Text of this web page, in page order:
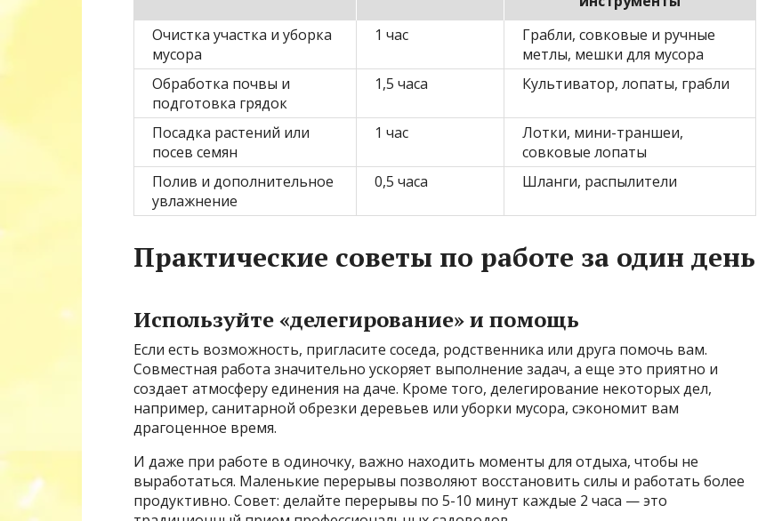
Очистка участка и уборка
мусора
1 час
Грабли, совковые и ручные
метлы, мешки для мусора
Обработка почвы и
подготовка грядок
1,5 часа Культиватор, лопаты, грабли
Посадка растений или
посев семян
1 час
Лотки, мини-траншеи,
совковые лопаты
Полив и дополнительное
увлажнение
0,5 часа Шланги, распылители
Практические советы по работе за один день
Используйте «делегирование» и помощь
Если есть возможность, пригласите соседа, родственника или друга помочь вам.
Совместная работа значительно ускоряет выполнение задач, а еще это приятно и
создает атмосферу единения на даче. Кроме того, делегирование некоторых дел,
например, санитарной обрезки деревьев или уборки мусора, сэкономит вам
драгоценное время.
И даже при работе в одиночку, важно находить моменты для отдыха, чтобы не
выработаться. Маленькие перерывы позволяют восстановить силы и работать более
продуктивно. Совет: делайте перерывы по 5-10 минут каждые 2 часа — это